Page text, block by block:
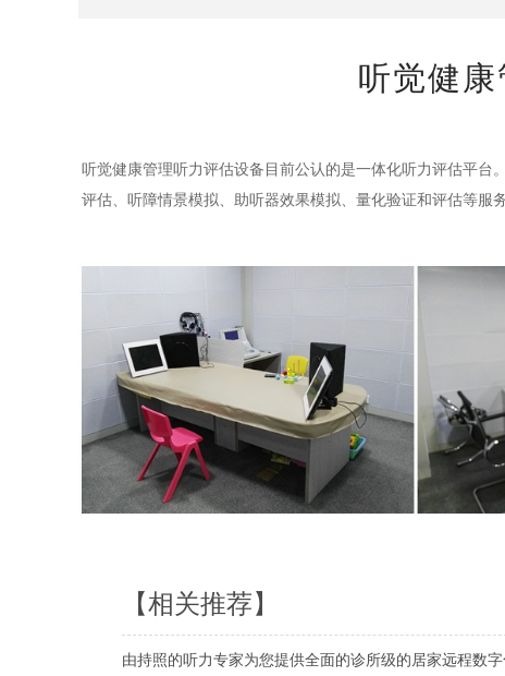
听觉健康
听觉健康管理听力评估设备目前公认的是一体化听力评估平
评估、听障情景模拟、助听器效果模拟、量化验证和评估等
【相关推荐】
由持照的听力专家为您提供全面的诊所级的居家远程数